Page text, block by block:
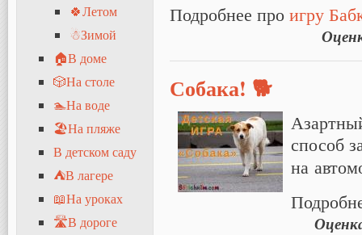
Подробнее про игру
Собака! 🐕
способ
на
🍀Летом
☃Зимой
🏠В доме
🎲На столе
🏊На воде
🏖На пляже
В детском саду
⛺В лагере
📖На уроках
🛣В дороге